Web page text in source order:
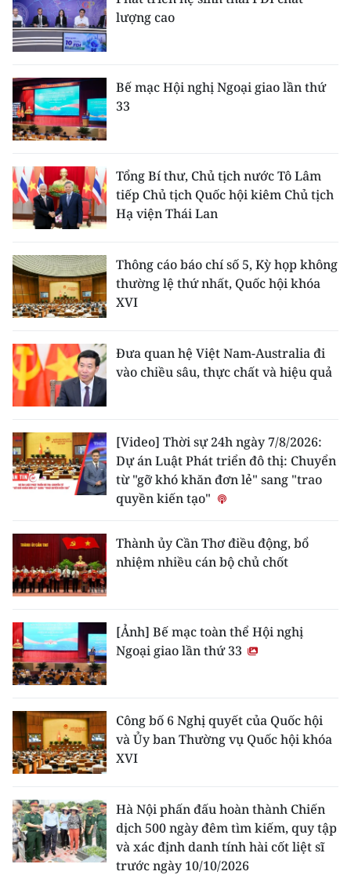
lượng cao
Bế mạc Hội nghị Ngoại giao lần thứ
33
Tổng Bí thư, Chủ tịch nước Tô Lâm
tiếp Chủ tịch Quốc hội kiêm Chủ tịch
Hạ viện Thái Lan
Thông cáo báo chí số 5, Kỳ họp không
thường lệ thứ nhất, Quốc hội khóa
XVI
Đưa quan hệ Việt Nam-Australia đi
vào chiều sâu, thực chất và hiệu quả
[Video] Thời sự 24h ngày 7/8/2026:
Dự án Luật Phát triển đô thị: Chuyển
từ "gỡ khó khăn đơn lẻ" sang "trao
quyền kiến tạo"
Thành ủy Cần Thơ điều động, bổ
nhiệm nhiều cán bộ chủ chốt
[Ảnh] Bế mạc toàn thể Hội nghị
Ngoại giao lần thứ 33
Công bố 6 Nghị quyết của Quốc hội
và Ủy ban Thường vụ Quốc hội khóa
XVI
Hà Nội phấn đấu hoàn thành Chiến
dịch 500 ngày đêm tìm kiếm, quy tập
và xác định danh tính hài cốt liệt sĩ
trước ngày 10/10/2026